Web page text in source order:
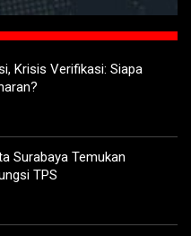
Krisis Verifikasi: Siapa
Surabaya Temukan
TPS